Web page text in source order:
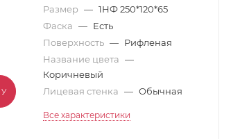
Размер — 1НФ 250*120*65
Фаска — Есть
Поверхность — Рифленая
Название цвета —
Коричневый
Лицевая стенка — Обычная
Все характеристики